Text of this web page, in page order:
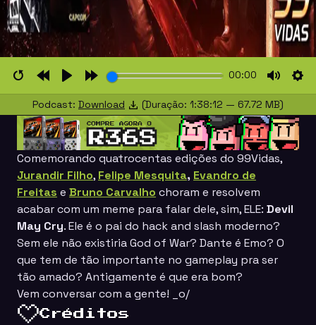
RestartRewind
10s
PlayForward
10s
00:00
Mute
Podcast: Download (Duração: 1:38:12 — 67.72 MB)
Comemorando quatrocentas edições do 99Vidas,
Jurandir Filho, Felipe Mesquita, Evandro de
Freitas e Bruno Carvalho choram e resolvem
acabar com um meme para falar dele, sim, ELE: Devil
May Cry. Ele é o pai do hack and slash moderno?
Sem ele não existiria God of War? Dante é Emo? O
que tem de tão importante no gameplay pra ser
tão amado? Antigamente é que era bom?
Vem conversar com a gente! _o/
Créditos